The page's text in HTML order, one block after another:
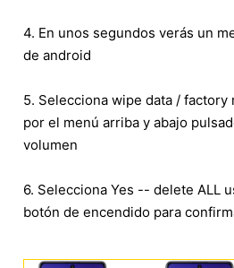
4. En unos segundos verás un
de android
5. Selecciona wipe data /
por el menú arriba y abajo
volumen
6. Selecciona Yes -- delete ALL
botón de encendido para